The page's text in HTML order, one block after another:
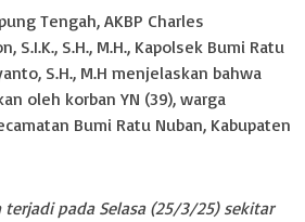
Tengah, AKBP Charles
S.I.K., S.H., M.H., Kapolsek Bumi Ratu
S.H., M.H menjelaskan bahwa
oleh korban YN (39), warga
Bumi Ratu Nuban, Kabupaten
terjadi pada Selasa (25/3/25) sekitar